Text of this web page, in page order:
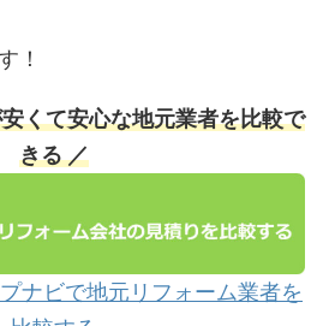
！
くて安心な地元業者を比較で
きる ／
ナビで地元リフォーム業者を